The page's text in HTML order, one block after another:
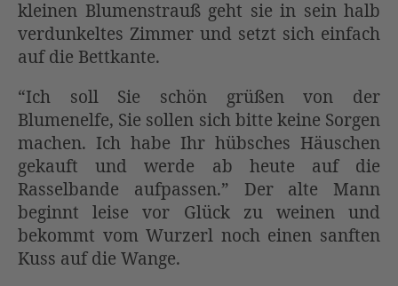
kleinen Blumenstrauß geht sie in sein halb
verdunkeltes Zimmer und setzt sich einfach
auf die Bettkante.
“Ich soll Sie schön grüßen von der
Blumenelfe, Sie sollen sich bitte keine Sorgen
machen. Ich habe Ihr hübsches Häuschen
gekauft und werde ab heute auf die
Rasselbande aufpassen.” Der alte Mann
beginnt leise vor Glück zu weinen und
bekommt vom Wurzerl noch einen sanften
Kuss auf die Wange.